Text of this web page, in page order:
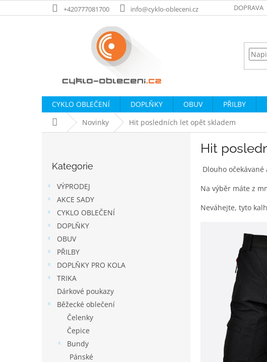
na
+420777081700 info@cyklo-obleceni.cz DOPRAVA
CYKLO OBLEČENÍ DOPLŇKY OBUV PŘILBY
Domů Novinky Hit posledních let opět skladem
kategorie
Kategorie
VÝPRODEJ
AKCE SADY
CYKLO OBLEČENÍ
DOPLŇKY
OBUV
PŘILBY
DOPLŇKY PRO KOLA
TRIKA
Dárkové poukazy
Běžecké oblečení
Čelenky
Čepice
Bundy
Pánské
Hit
Dlouho
Na výběr máte z
Neváhejte, tyto